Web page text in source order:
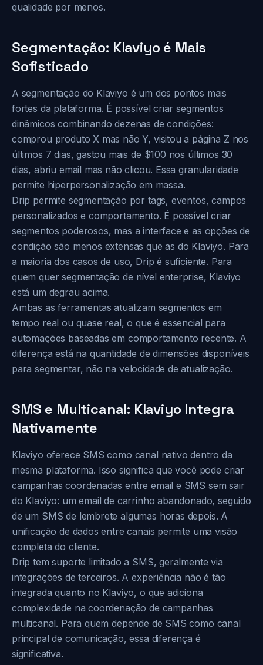
qualidade por menos.
Segmentação: Klaviyo é Mais
Sofisticado
A segmentação do Klaviyo é um dos pontos mais
fortes da plataforma. É possível criar segmentos
dinâmicos combinando dezenas de condições:
comprou produto X mas não Y, visitou a página Z nos
últimos 7 dias, gastou mais de $100 nos últimos 30
dias, abriu email mas não clicou. Essa granularidade
permite hiperpersonalização em massa.
Drip permite segmentação por tags, eventos, campos
personalizados e comportamento. É possível criar
segmentos poderosos, mas a interface e as opções de
condição são menos extensas que as do Klaviyo. Para
a maioria dos casos de uso, Drip é suficiente. Para
quem quer segmentação de nível enterprise, Klaviyo
está um degrau acima.
Ambas as ferramentas atualizam segmentos em
tempo real ou quase real, o que é essencial para
automações baseadas em comportamento recente. A
diferença está na quantidade de dimensões disponíveis
para segmentar, não na velocidade de atualização.
SMS e Multicanal: Klaviyo Integra
Nativamente
Klaviyo oferece SMS como canal nativo dentro da
mesma plataforma. Isso significa que você pode criar
campanhas coordenadas entre email e SMS sem sair
do Klaviyo: um email de carrinho abandonado, seguido
de um SMS de lembrete algumas horas depois. A
unificação de dados entre canais permite uma visão
completa do cliente.
Drip tem suporte limitado a SMS, geralmente via
integrações de terceiros. A experiência não é tão
integrada quanto no Klaviyo, o que adiciona
complexidade na coordenação de campanhas
multicanal. Para quem depende de SMS como canal
principal de comunicação, essa diferença é
significativa.